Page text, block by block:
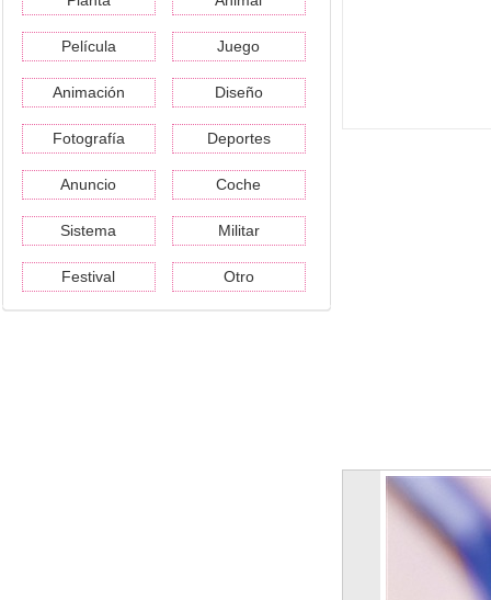
Película Juego
Animación Diseño
Fotografía Deportes
Anuncio Coche
Sistema Militar
Festival Otro